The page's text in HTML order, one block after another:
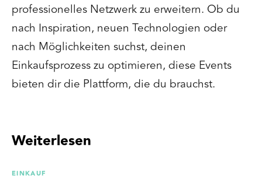
professionelles Netzwerk zu erweitern. Ob du
nach Inspiration, neuen Technologien oder
nach Möglichkeiten suchst, deinen
Einkaufsprozess zu optimieren, diese Events
bieten dir die Plattform, die du brauchst.
Weiterlesen
EINKAUF